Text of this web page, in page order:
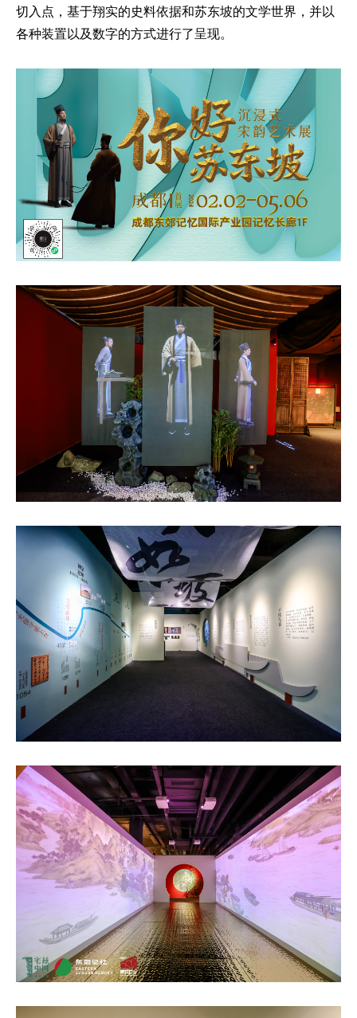
切入点，基于翔实的史料依据和苏东坡的文学世界，并以
各种装置以及数字的方式进行了呈现。